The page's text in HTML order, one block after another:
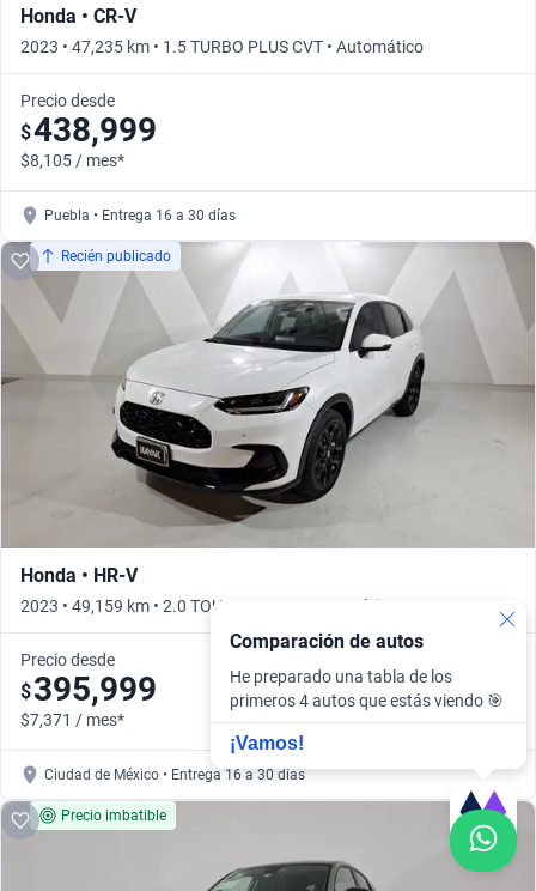
Honda • CR-V
2023 • 47,235 km • 1.5 TURBO PLUS CVT • Automático
Precio desde
$438,999
$8,105 / mes*
Puebla • Entrega 16 a 30 días
Recién publicado
Honda • HR-V
2023 • 49,159 km • 2.0 TOURING CVT • Automático
Precio desde
$395,999
$7,371 / mes*
Ciudad de México • Entrega 16 a 30 días
Precio imbatible
Comparación de autos
He preparado una tabla de los
primeros 4 autos que estás viendo 🎯
¡Vamos!